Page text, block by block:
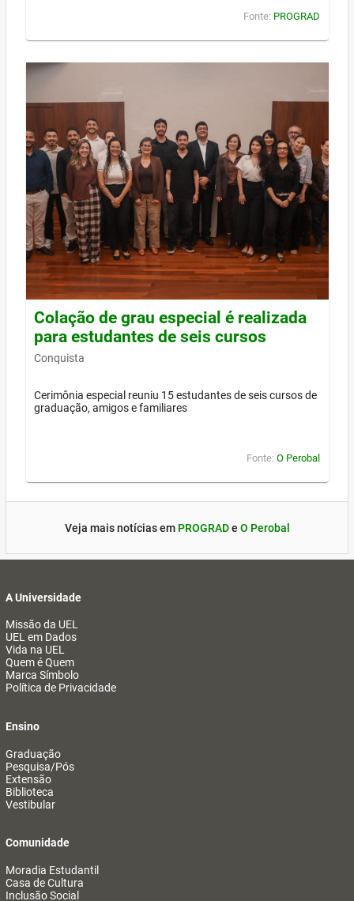
Fonte: PROGRAD
Colação de grau especial é realizada
para estudantes de seis cursos
Conquista
Cerimônia especial reuniu 15 estudantes de seis cursos de
graduação, amigos e familiares
Fonte: O Perobal
Veja mais notícias em PROGRADe O Perobal
A Universidade
Missão da UEL
UEL em Dados
Vida na UEL
Quem é Quem
Marca Símbolo
Política de Privacidade
Ensino
Graduação
Pesquisa/Pós
Extensão
Biblioteca
Vestibular
Comunidade
Moradia Estudantil
Casa de Cultura
Inclusão Social